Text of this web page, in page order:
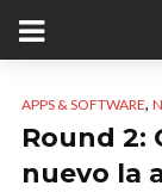
APPS & SOFTWARE,
Round 2:
nuevo la